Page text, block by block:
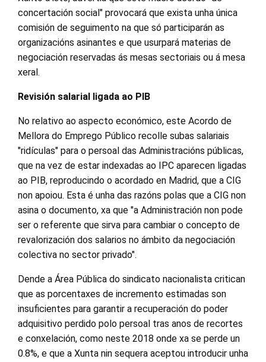
concertación social" provocará que exista unha única
comisión de seguimento na que só participarán as
organizacións asinantes e que usurpará materias de
negociación reservadas ás mesas sectoriais ou á mesa
xeral.
Revisión salarial ligada ao PIB
No relativo ao aspecto económico, este Acordo de
Mellora do Emprego Público recolle subas salariais
"ridículas" para o persoal das Administracións públicas,
que na vez de estar indexadas ao IPC aparecen ligadas
ao PIB, reproducindo o acordado en Madrid, que a CIG
non apoiou. Esta é unha das razóns polas que a CIG non
asina o documento, xa que "a Administración non pode
ser o referente que sirva para cambiar o concepto de
revalorización dos salarios no ámbito da negociación
colectiva no sector privado".
Dende a Área Pública do sindicato nacionalista critican
que as porcentaxes de incremento estimadas son
insuficientes para garantir a recuperación do poder
adquisitivo perdido polo persoal tras anos de recortes
e conxelación, como neste 2018 onde xa se perde un
0.8%, e que a Xunta nin sequera aceptou introducir unha